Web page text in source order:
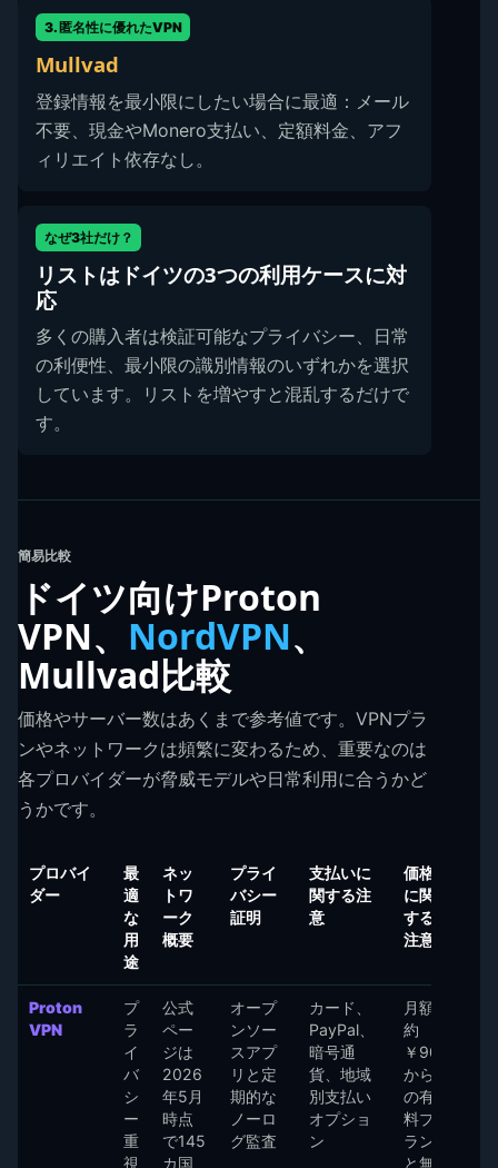
3. 匿名性に優れたVPN
Mullvad
登録情報を最小限にしたい場合に最適：メール
不要、現金やMonero支払い、定額料金、アフ
ィリエイト依存なし。
なぜ3社だけ？
リストはドイツの3つの利用ケースに対
応
多くの購入者は検証可能なプライバシー、日常
の利便性、最小限の識別情報のいずれかを選択
しています。リストを増やすと混乱するだけで
す。
簡易比較
ドイツ向けProton
VPN、 NordVPN、
Mullvad比較
価格やサーバー数はあくまで参考値です。VPNプラ
ンやネットワークは頻繁に変わるため、重要なのは
各プロバイダーが脅威モデルや日常利用に合うかど
うかです。
プロバイ
ダー
最
適
な
用
途
ネッ
トワ
ーク
概要
プライ
バシー
証明
支払いに
関する注
意
価格
に関
する
注意
Proton
VPN
プ
ラ
イ
バ
シ
ー
重
視
公式
ペー
ジは
2026
年5月
時点
で145
カ国
オープ
ンソー
スアプ
リと定
期的な
ノーロ
グ監査
カード、
PayPal、
暗号通
貨、地域
別支払い
オプショ
ン
月額
約
￥908
から
の有
料プ
ラン
と無